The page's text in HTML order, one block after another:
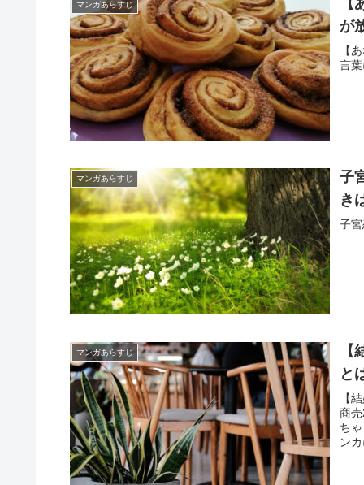
マンガあらすじ
が
【
言
マンガあらすじ
子
き
子
マンガあらすじ
と
【
商
ち
ン